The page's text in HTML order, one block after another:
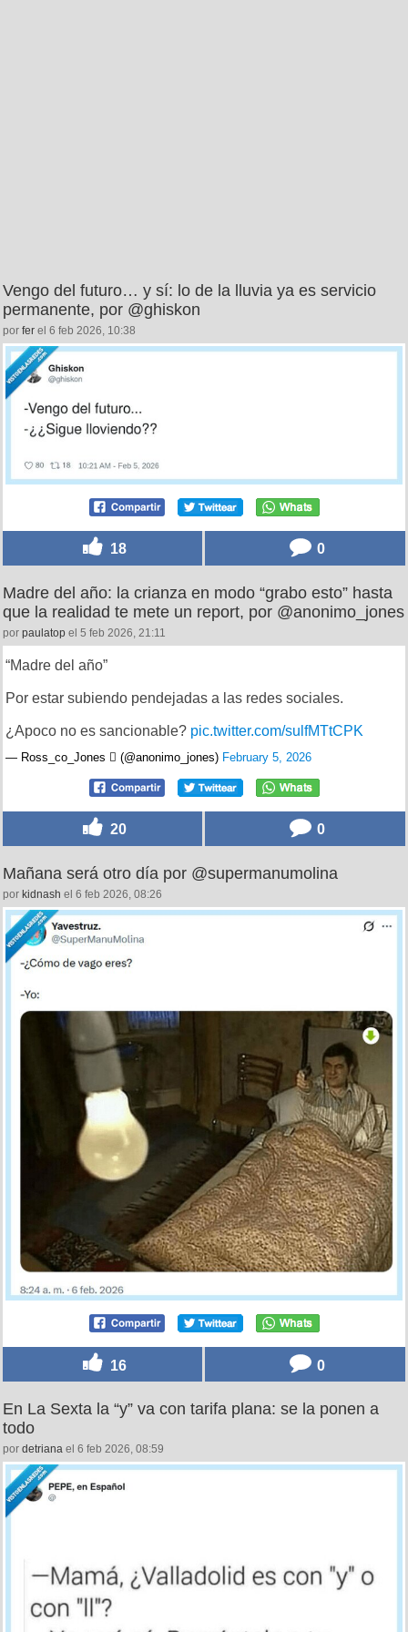
Vengo del futuro… y sí: lo de la lluvia ya es servicio
permanente, por @ghiskon
por fer el 6 feb 2026, 10:38
18 0
Madre del año: la crianza en modo “grabo esto” hasta
que la realidad te mete un report, por @anonimo_jones
por paulatop el 5 feb 2026, 21:11
“Madre del año”
Por estar subiendo pendejadas a las redes sociales.
¿Apoco no es sancionable? pic.twitter.com/sulfMTtCPK
— Ross_co_Jones  (@anonimo_jones) February 5, 2026
20 0
Mañana será otro día por @supermanumolina
por kidnash el 6 feb 2026, 08:26
16 0
En La Sexta la “y” va con tarifa plana: se la ponen a
todo
por detriana el 6 feb 2026, 08:59